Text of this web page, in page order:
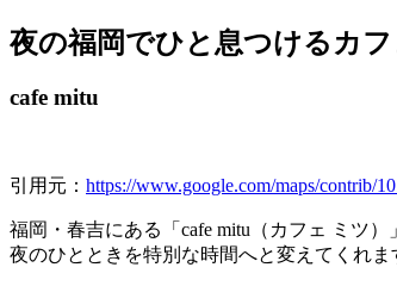
夜の福岡でひと息つけるカフ
cafe mitu
引用元： https://www.google.com/maps/contrib/
福岡・春吉にある「cafe mitu（カフェ ミツ
夜のひとときを特別な時間へと変えてくれま